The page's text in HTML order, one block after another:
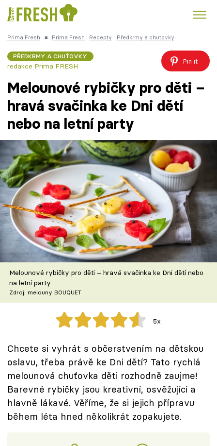
Česká kuchyně Čokoláda
Témata
Recepty
Články
TV Program
Škola vaření
Recepty z TV
Speciál: Cuketa
Těhotnej kuchař
Sledujte prima+
Přihlášení
Sledujte nás
Prima Fresh ■ Prima Fresh Recepty Předkrmy a chuťovky
PŘEDKRMY A CHUŤOVKY
redakce Prima FRESH
Pin it
Melounové rybičky pro děti –
hravá svačinka ke Dni dětí
nebo na letní party
Melounové rybičky pro děti – hravá svačinka ke Dni dětí nebo
na letní party
Zdroj: melouny BOUQUET
5x
Chcete si vyhrát s občerstvením na dětskou
oslavu, třeba právě ke Dni dětí? Tato rychlá
melounová chuťovka děti rozhodně zaujme!
Barevné rybičky jsou kreativní, osvěžující a
hlavně lákavé. Věříme, že si jejich přípravu
během léta hned několikrát zopakujete.